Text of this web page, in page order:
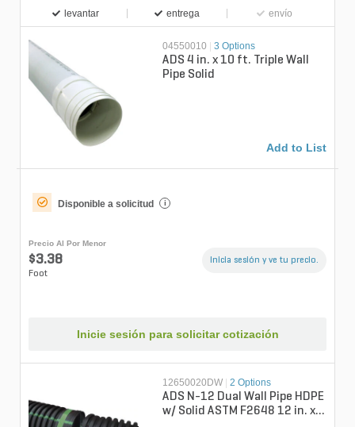
levantar entrega envío
04550010 3 Options
ADS 4 in. x 10 ft. Triple Wall
Pipe Solid
Add to List
Disponible a solicitud i
Precio Al Por Menor
$3.38
Foot
Inicia sesión y ve tu precio.
Inicie sesión para solicitar cotización
12650020DW 2 Options
ADS N-12 Dual Wall Pipe HDPE
w/ Solid ASTM F2648 12 in. x